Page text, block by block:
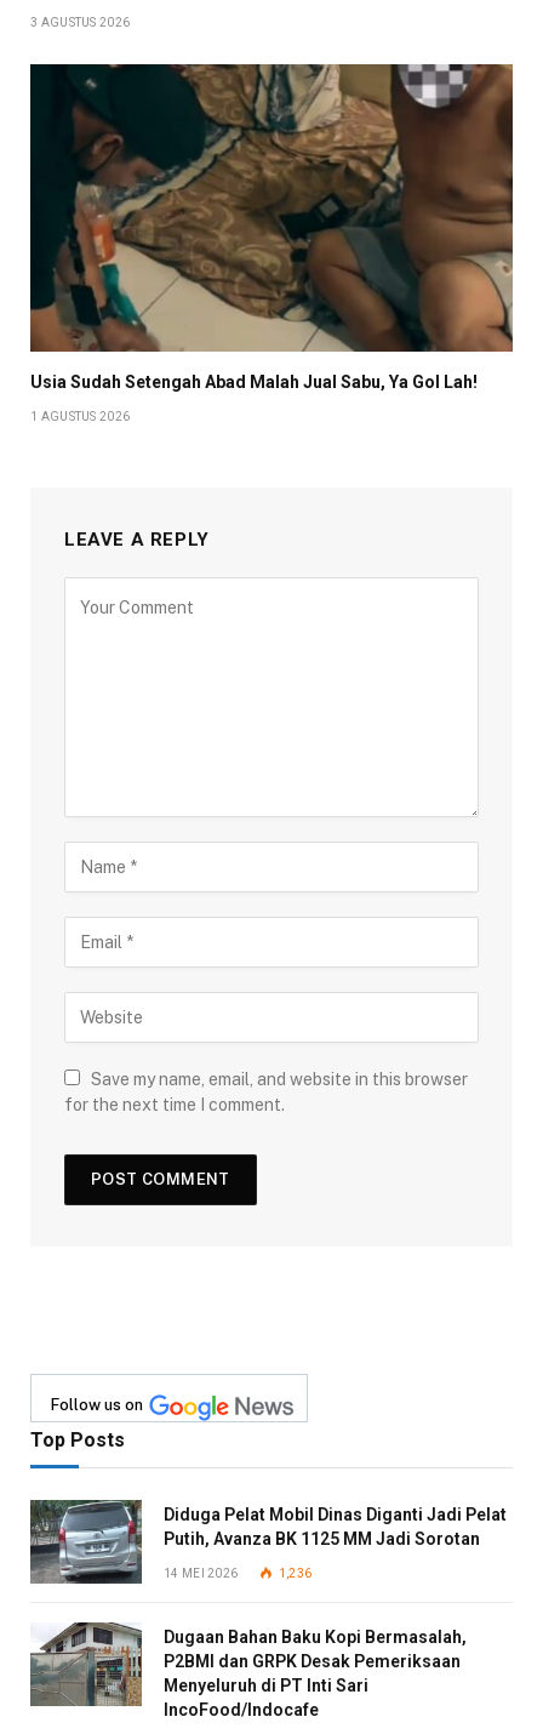
3 AGUSTUS 2026
Usia Sudah Setengah Abad Malah Jual Sabu, Ya Gol Lah!
1 AGUSTUS 2026
LEAVE A REPLY
Save my name, email, and website in this browser
for the next time I comment.
Follow us on
Top Posts
Diduga Pelat Mobil Dinas Diganti Jadi Pelat
Putih, Avanza BK 1125 MM Jadi Sorotan
14 MEI 2026 1,236
Dugaan Bahan Baku Kopi Bermasalah,
P2BMI dan GRPK Desak Pemeriksaan
Menyeluruh di PT Inti Sari
IncoFood/Indocafe